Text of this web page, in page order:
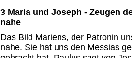
3 Maria und Joseph - Zeugen
nahe
Das Bild Mariens, der Patronin
nahe. Sie hat uns den Messias